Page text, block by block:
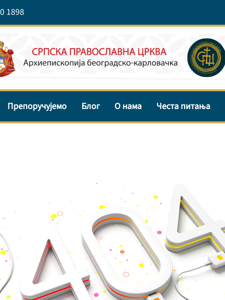
1898
Препоручујемо Блог О нама Честа питања